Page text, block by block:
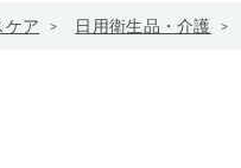
ケア 日用衛生品・介護